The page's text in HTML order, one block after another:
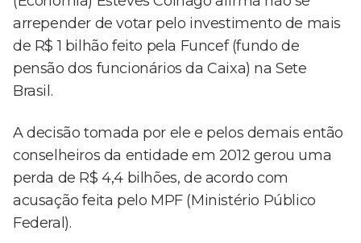
arrepender de votar pelo investimento de mais
de R$ 1 bilhão feito pela Funcef (fundo de
pensão dos funcionários da Caixa) na Sete
Brasil.
A decisão tomada por ele e pelos demais então
conselheiros da entidade em 2012 gerou uma
perda de R$ 4,4 bilhões, de acordo com
acusação feita pelo MPF (Ministério Público
Federal).